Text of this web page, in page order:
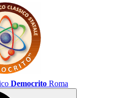
Democrito Roma